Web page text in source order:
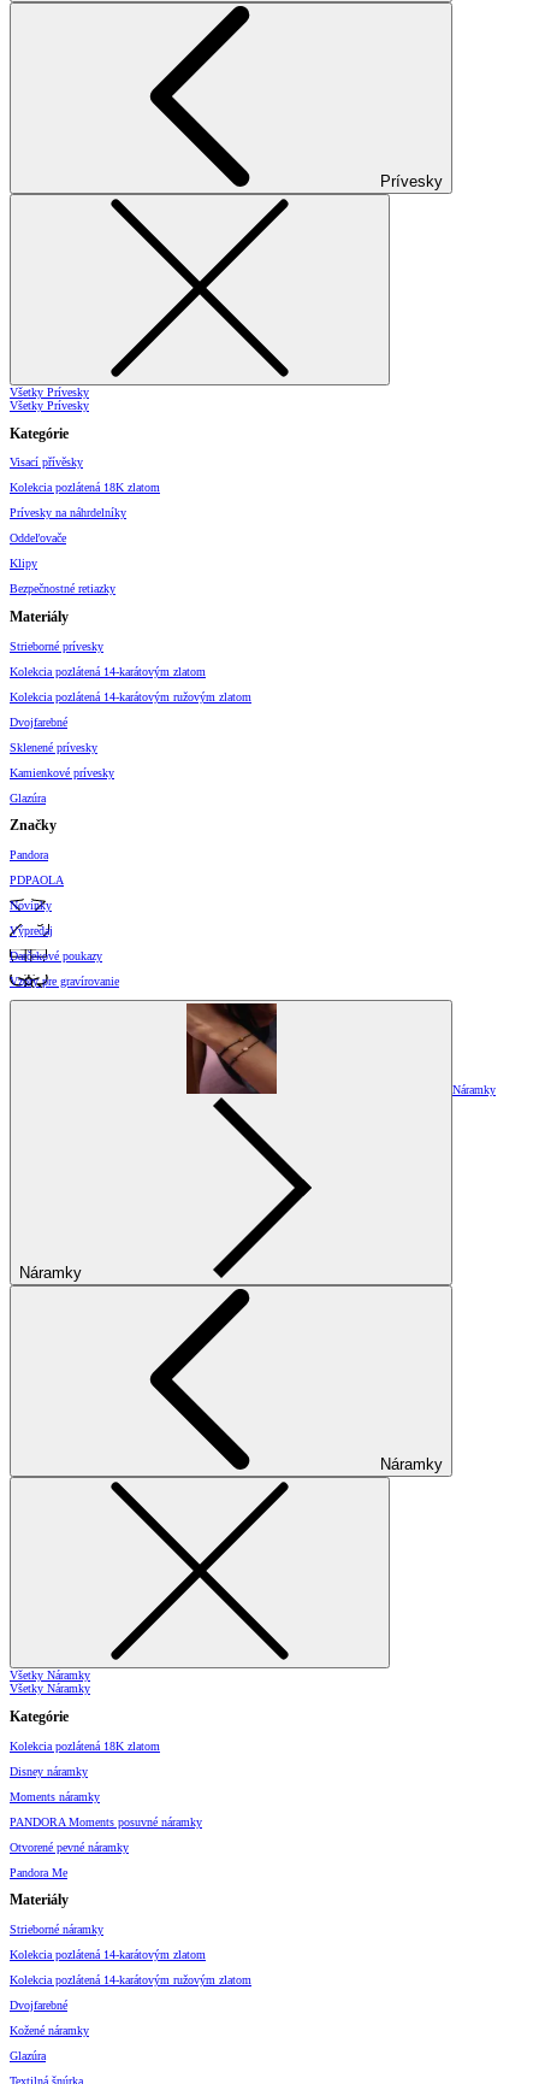
Prívesky
Všetky Prívesky
Všetky Prívesky
Kategórie
Visací přívěsky
Kolekcia pozlátená 18K zlatom
Prívesky na náhrdelníky
Oddeľovače
Klipy
Bezpečnostné retiazky
Materiály
Strieborné prívesky
Kolekcia pozlátená 14-karátovým zlatom
Kolekcia pozlátená 14-karátovým ružovým zlatom
Dvojfarebné
Sklenené prívesky
Kamienkové prívesky
Glazúra
Značky
Pandora
PDPAOLA
Novinky
Výpredaj
Darčekové poukazy
Vzory pre gravírovanie
Náramky
Náramky
Náramky
Všetky Náramky
Všetky Náramky
Kategórie
Kolekcia pozlátená 18K zlatom
Disney náramky
Moments náramky
PANDORA Moments posuvné náramky
Otvorené pevné náramky
Pandora Me
Materiály
Strieborné náramky
Kolekcia pozlátená 14-karátovým zlatom
Kolekcia pozlátená 14-karátovým ružovým zlatom
Dvojfarebné
Kožené náramky
Glazúra
Textilná šnúrka